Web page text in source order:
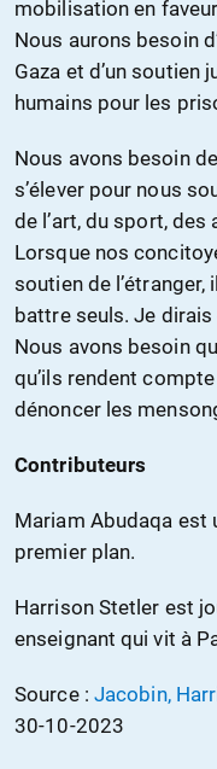
mobilisation en
Nous aurons besoin
Gaza et d’un soutien
humains pour les
Nous avons besoin
s’élever pour nous
de l’art, du sport,
Lorsque nos
soutien de l’étranger,
battre seuls. Je
Nous avons besoin
qu’ils rendent
dénoncer les
Contributeurs
Mariam Abudaqa est
premier plan.
Harrison Stetler est
enseignant qui vit à
Source : Jacobin,
30-10-2023